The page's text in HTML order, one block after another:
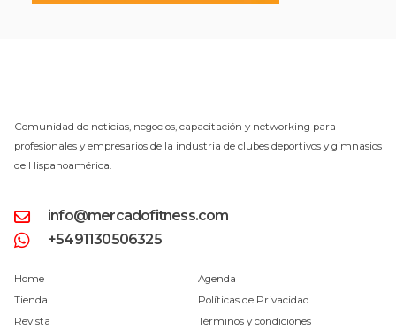
Comunidad de noticias, negocios, capacitación y networking para
profesionales y empresarios de la industria de clubes deportivos y gimnasios
de Hispanoamérica.
info@mercadofitness.com
+5491130506325
Home
Tienda
Revista
Agenda
Políticas de Privacidad
Términos y condiciones